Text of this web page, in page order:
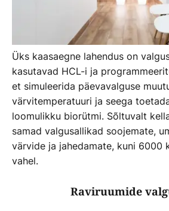
Üks kaasaegne lahendus on
kasutavad HCL-i ja
et simuleerida päevavalguse
värvitemperatuuri ja seega
loomulikku biorütmi. Sõltuvalt
samad valgusallikad soojemate,
värvide ja jahedamate, kuni 6000
vahel.
Raviruumide